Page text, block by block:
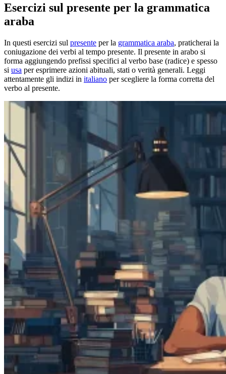
Esercizi sul presente per la grammatica
araba
In questi esercizi sul presente per la grammatica araba, praticherai la
coniugazione dei verbi al tempo presente. Il presente in arabo si
forma aggiungendo prefissi specifici al verbo base (radice) e spesso
si usa per esprimere azioni abituali, stati o verità generali. Leggi
attentamente gli indizi in italiano per scegliere la forma corretta del
verbo al presente.